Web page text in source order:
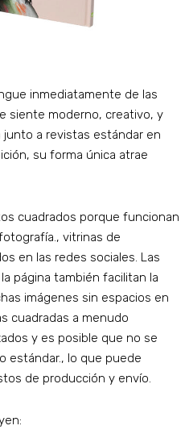
inmediatamente de las
siente moderno, creativo, y
junto a revistas estándar en
su forma única atrae
cuadrados porque funcionan
vitrinas de
en las redes sociales. Las
página también facilitan la
imágenes sin espacios en
cuadradas a menudo
y es posible que no se
estándar., lo que puede
de producción y envío.